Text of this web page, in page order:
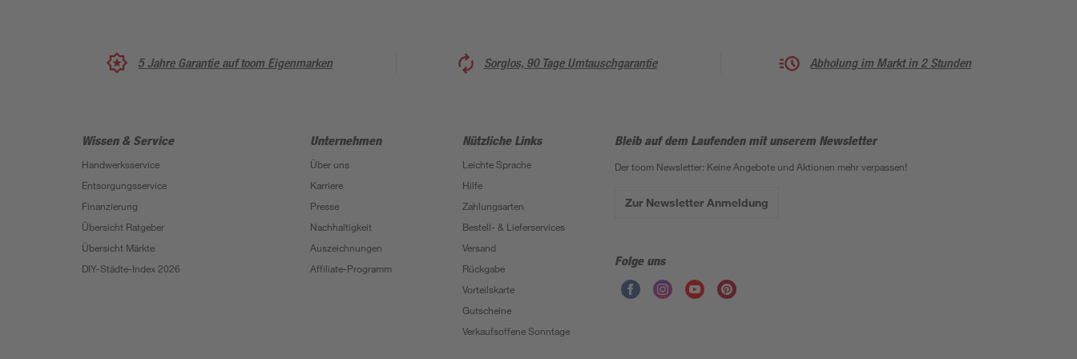
5 Jahre Garantie auf toom Eigenmarken Sorglos, 90 Tage Umtauschgarantie Abholung im Markt in 2 Stunden
Wissen & Service
Handwerksservice
Entsorgungsservice
Finanzierung
Übersicht Ratgeber
Übersicht Märkte
DIY-Städte-Index 2026
Unternehmen
Über uns
Karriere
Presse
Nachhaltigkeit
Auszeichnungen
Affiliate-Programm
Nützliche Links
Leichte Sprache
Hilfe
Zahlungsarten
Bestell- & Lieferservices
Versand
Rückgabe
Vorteilskarte
Gutscheine
Verkaufsoffene Sonntage
Bleib auf dem Laufenden mit unserem Newsletter
Der toom Newsletter: Keine Angebote und Aktionen mehr verpassen!
Zur Newsletter Anmeldung
Folge uns